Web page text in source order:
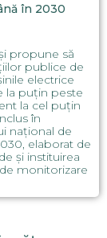
în 2030
propune să
publice de
electrice
la puțin peste
la cel puțin
în
național de
elaborat de
și instituirea
monitorizare